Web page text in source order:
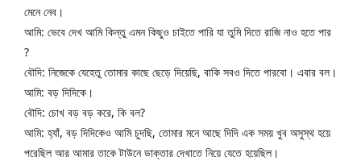
মেনে নেব।
আমি: ভেবে দেখ আমি কিন্তু এমন কিছুও চাইতে পারি যা তুমি দিতে রাজি নাও হতে পার
?
বৌদি: নিজেকে যেহেতু তোমার কাছে ছেড়ে দিয়েছি, বাকি সবও দিতে পারবো। এবার বল।
আমি: বড় দিদিকে।
বৌদি: চোখ বড় বড় করে, কি বল?
আমি: হ্যাঁ, বড় দিদিকেও আমি চুদছি, তোমার মনে আছে দিদি এক সময় খুব অসুস্থ হয়ে
পরেছিল আর আমার তাকে টাউনে ডাক্তার দেখাতে নিয়ে যেতে হয়েছিল।